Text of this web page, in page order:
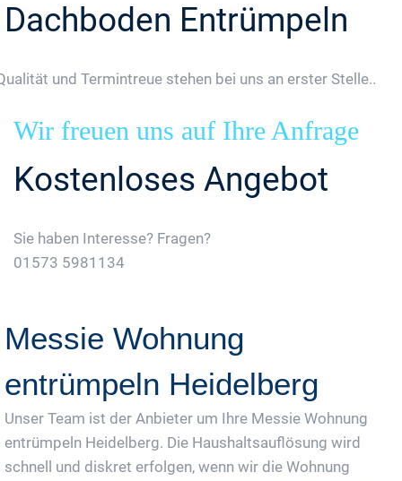
Dachboden Entrümpeln
und Termintreue stehen bei uns an erster Stelle..
Wir freuen uns auf Ihre Anfrage
Kostenloses Angebot
Sie haben Interesse? Fragen?
01573 5981134
Messie Wohnung
entrümpeln Heidelberg
Unser Team ist der Anbieter um Ihre Messie Wohnung
entrümpeln Heidelberg. Die Haushaltsauflösung wird
schnell und diskret erfolgen, wenn wir die Wohnung